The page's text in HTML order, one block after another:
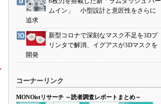
ムイン」 小型設計と意匠性をさらに
追求
新型コロナで深刻なマスク不足を3Dプ
リンタで解消、イグアスが3Dマスクを
開発
コーナーリンク
MONOistリサーチ ～読者調査レポートまとめ～